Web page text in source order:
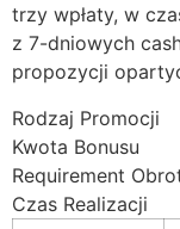
panel
panel
panel
panel
trzy wpłaty, w
z 7-dniowych
propozycji
Rodzaj Promocji
Kwota Bonusu
Requirement
Czas Realizacji